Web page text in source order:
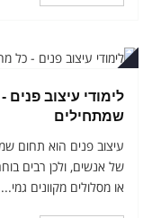
לימודי עיצוב
שמתחילים
עיצוב פנים הוא תחום
של אנשים, ולכן רבים
או מסלולים מקוונים גמי...